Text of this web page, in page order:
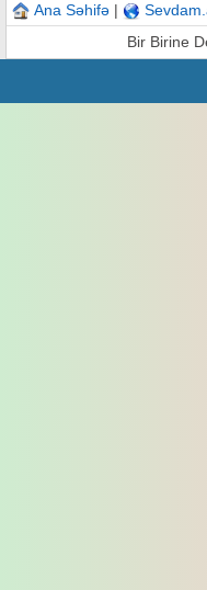
Ana Səhifə |
Bir Birine